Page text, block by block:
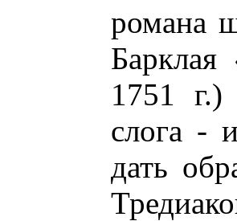
романа
Барклая
1751 г.)
слога -
дать